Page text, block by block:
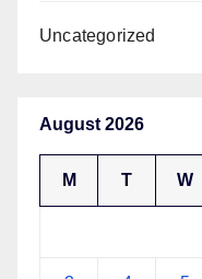
Uncategorized
August 2026
M T W